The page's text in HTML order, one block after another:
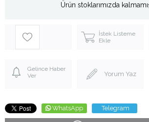
Ürün stoklarımızda
İstek Listeme
Ekle
Gelince Haber
Ver
Yorum Yaz
WhatsApp Telegram